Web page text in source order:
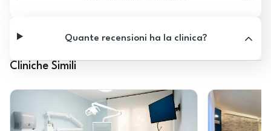
Quante recensioni ha la clinica?
Cliniche Simili